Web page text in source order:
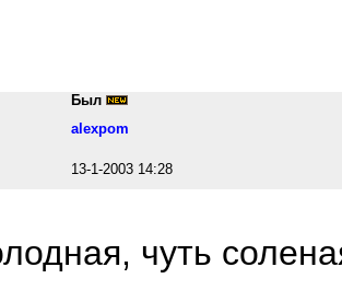
Был
alexpom
13-1-2003 14:28
чуть